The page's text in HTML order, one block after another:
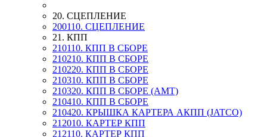
20. СЦЕПЛЕНИЕ
200110. СЦЕПЛЕНИЕ
21. КПП
210110. КПП В СБОРЕ
210210. КПП В СБОРЕ
210220. КПП В СБОРЕ
210310. КПП В СБОРЕ
210320. КПП В СБОРЕ (AMT)
210410. КПП В СБОРЕ
210420. КРЫШКА КАРТЕРА АКПП (JATCO)
212010. КАРТЕР КПП
212110. КАРТЕР КПП